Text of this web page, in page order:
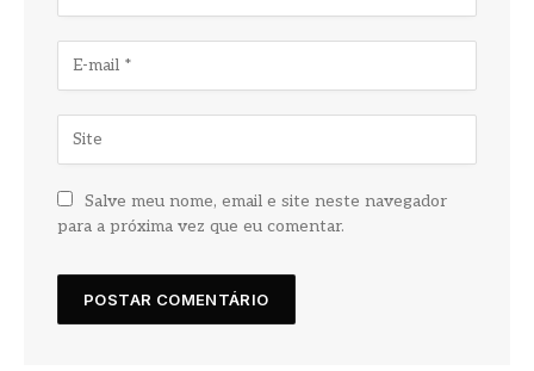
Salve meu nome, email e site neste navegador
para a próxima vez que eu comentar.